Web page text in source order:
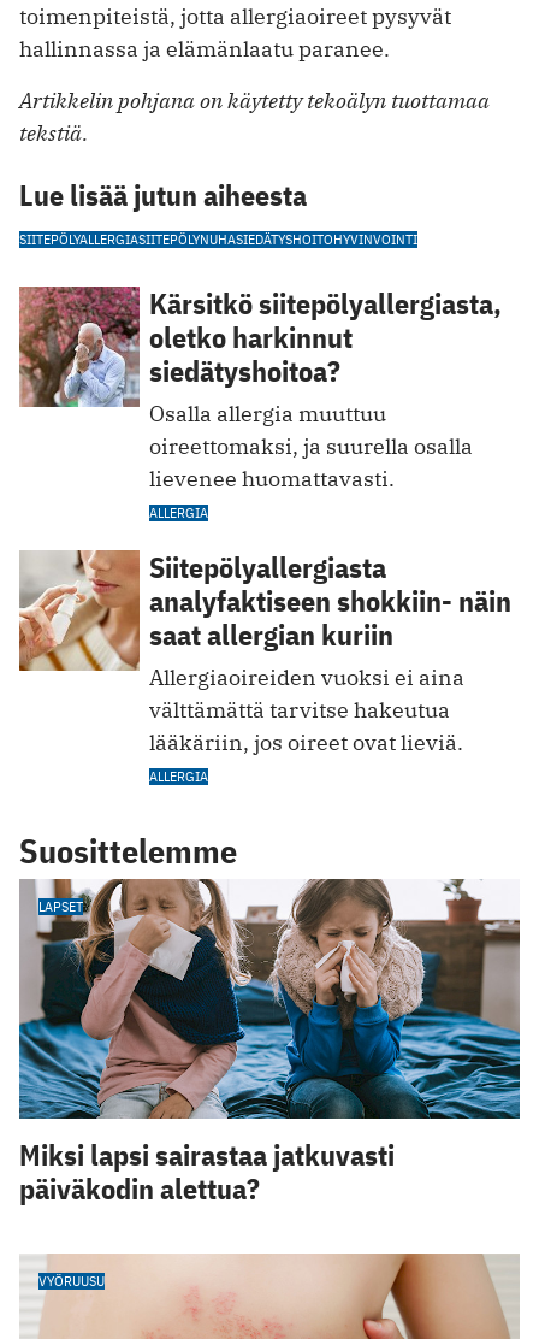
toimenpiteistä, jotta allergiaoireet pysyvät
hallinnassa ja elämänlaatu paranee.
Artikkelin pohjana on käytetty tekoälyn tuottamaa
tekstiä.
Lue lisää jutun aiheesta
SIITEPÖLYALLERGIASIITEPÖLYNUHASIEDÄTYSHOITOHYVINVOINTI
Kärsitkö siitepölyallergiasta,
oletko harkinnut
siedätyshoitoa?
Osalla allergia muuttuu
oireettomaksi, ja suurella osalla
lievenee huomattavasti.
ALLERGIA
Siitepölyallergiasta
analyfaktiseen shokkiin- näin
saat allergian kuriin
Allergiaoireiden vuoksi ei aina
välttämättä tarvitse hakeutua
lääkäriin, jos oireet ovat lieviä.
ALLERGIA
Suosittelemme
LAPSET
Miksi lapsi sairastaa jatkuvasti
päiväkodin alettua?
VYÖRUUSU